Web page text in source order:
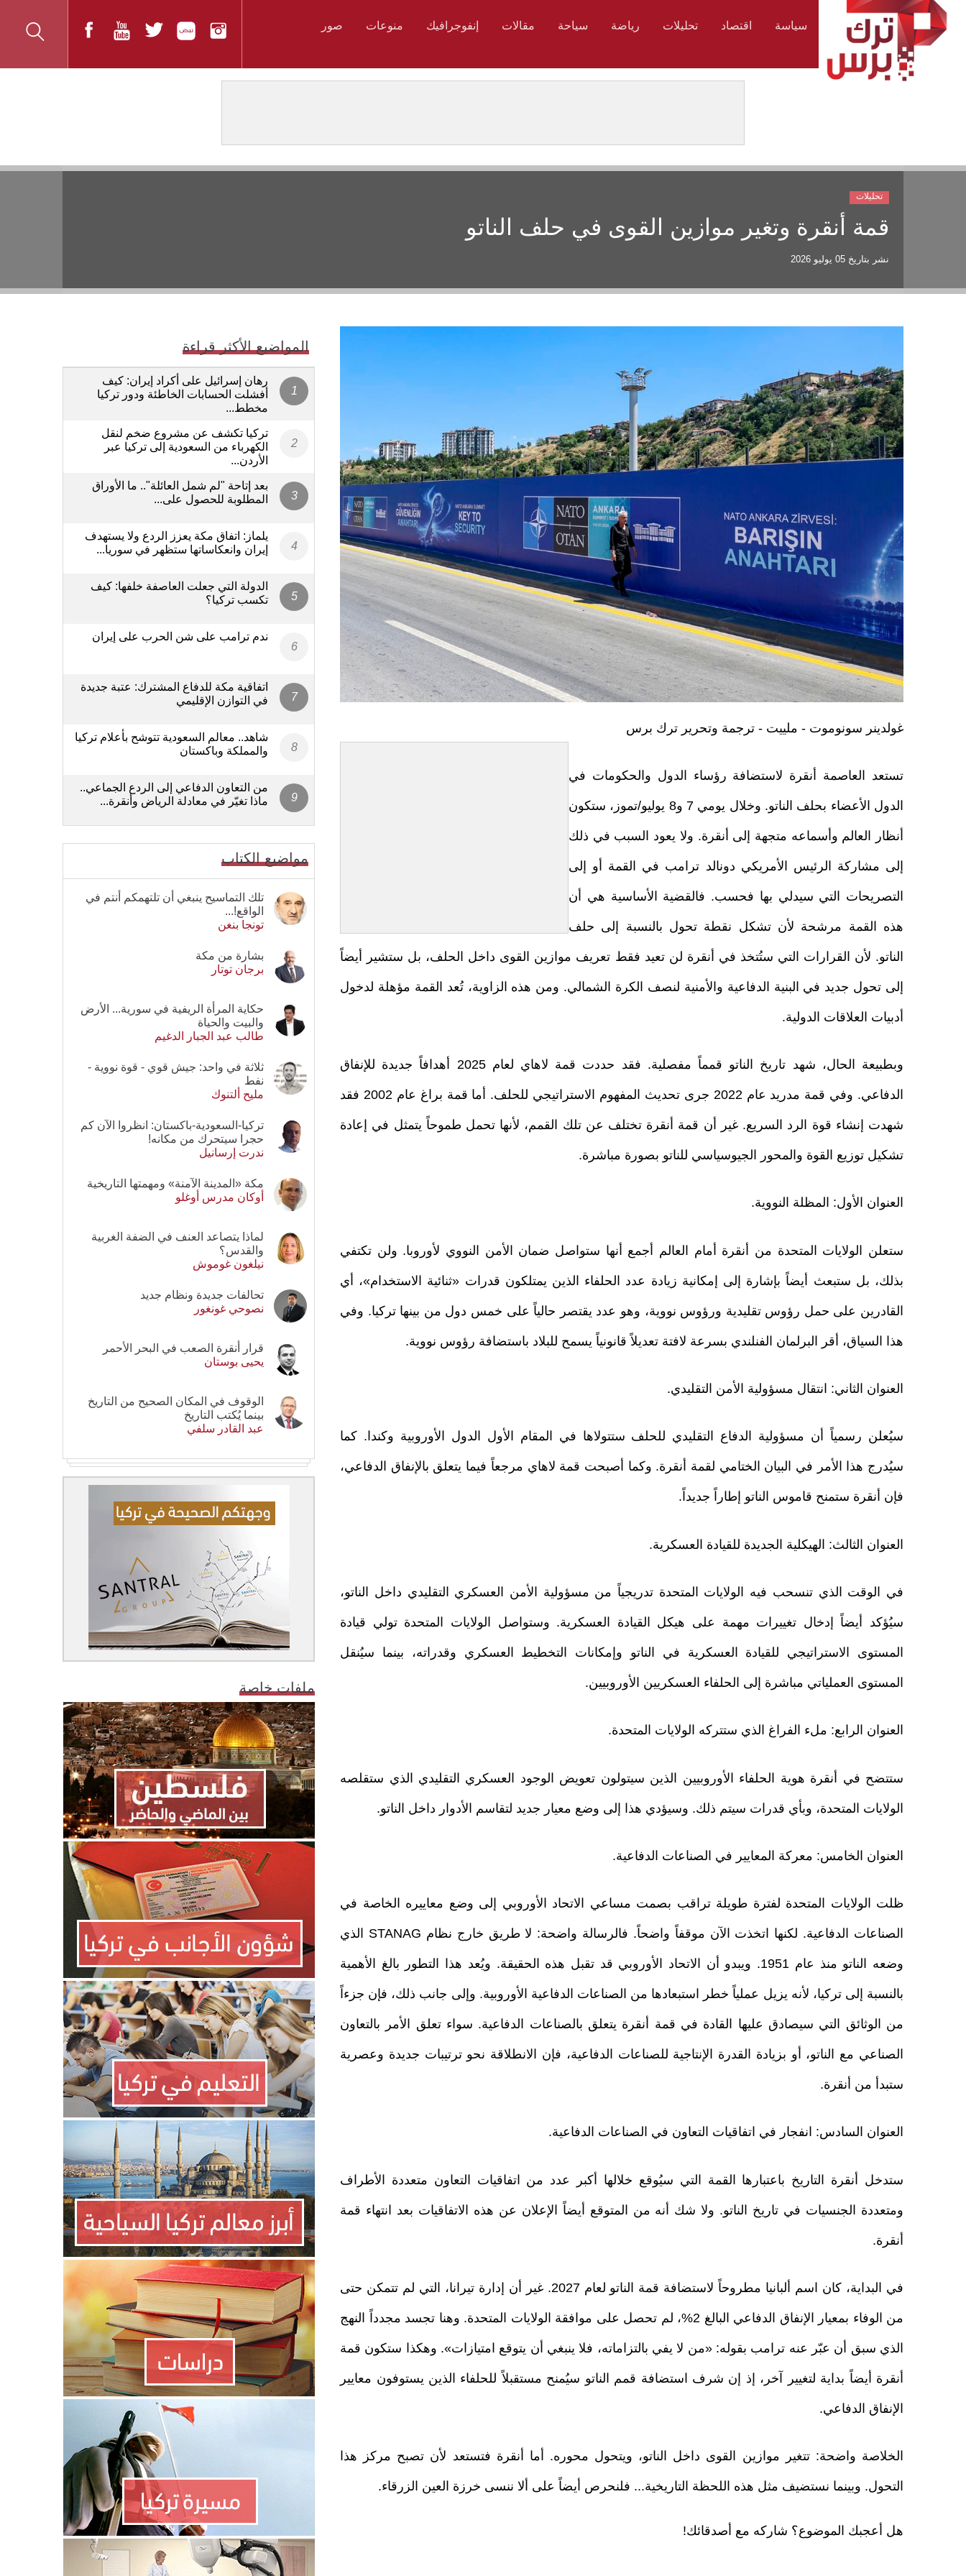
سياسة اقتصاد تحليلات رياضة سياحة مقالات إنفوجرافيك منوعات صور
قمة أنقرة وتغير موازين القوى في حلف الناتو
نشر بتاريخ 05 يوليو 2026
تحليلات
غولدينر سونوموت - ملييت - ترجمة وتحرير ترك برس
تستعد العاصمة أنقرة لاستضافة رؤساء الدول والحكومات في
الدول الأعضاء بحلف الناتو. وخلال يومي 7 و8 يوليو/تموز، ستكون
أنظار العالم وأسماعه متجهة إلى أنقرة. ولا يعود السبب في ذلك
إلى مشاركة الرئيس الأمريكي دونالد ترامب في القمة أو إلى
التصريحات التي سيدلي بها فحسب. فالقضية الأساسية هي أن
هذه القمة مرشحة لأن تشكل نقطة تحول بالنسبة إلى حلف
الناتو. لأن القرارات التي ستُتخذ في أنقرة لن تعيد فقط تعريف موازين القوى داخل الحلف، بل ستشير أيضاً
إلى تحول جديد في البنية الدفاعية والأمنية لنصف الكرة الشمالي. ومن هذه الزاوية، تُعد القمة مؤهلة لدخول
أدبيات العلاقات الدولية.
وبطبيعة الحال، شهد تاريخ الناتو قمماً مفصلية. فقد حددت قمة لاهاي لعام 2025 أهدافاً جديدة للإنفاق
الدفاعي. وفي قمة مدريد عام 2022 جرى تحديث المفهوم الاستراتيجي للحلف. أما قمة براغ عام 2002 فقد
شهدت إنشاء قوة الرد السريع. غير أن قمة أنقرة تختلف عن تلك القمم، لأنها تحمل طموحاً يتمثل في إعادة
تشكيل توزيع القوة والمحور الجيوسياسي للناتو بصورة مباشرة.
العنوان الأول: المظلة النووية.
ستعلن الولايات المتحدة من أنقرة أمام العالم أجمع أنها ستواصل ضمان الأمن النووي لأوروبا. ولن تكتفي
بذلك، بل ستبعث أيضاً بإشارة إلى إمكانية زيادة عدد الحلفاء الذين يمتلكون قدرات «ثنائية الاستخدام»، أي
القادرين على حمل رؤوس تقليدية ورؤوس نووية، وهو عدد يقتصر حالياً على خمس دول من بينها تركيا. وفي
هذا السياق، أقر البرلمان الفنلندي بسرعة لافتة تعديلاً قانونياً يسمح للبلاد باستضافة رؤوس نووية.
العنوان الثاني: انتقال مسؤولية الأمن التقليدي.
سيُعلن رسمياً أن مسؤولية الدفاع التقليدي للحلف ستتولاها في المقام الأول الدول الأوروبية وكندا. كما
سيُدرج هذا الأمر في البيان الختامي لقمة أنقرة. وكما أصبحت قمة لاهاي مرجعاً فيما يتعلق بالإنفاق الدفاعي،
فإن أنقرة ستمنح قاموس الناتو إطاراً جديداً.
العنوان الثالث: الهيكلية الجديدة للقيادة العسكرية.
في الوقت الذي تنسحب فيه الولايات المتحدة تدريجياً من مسؤولية الأمن العسكري التقليدي داخل الناتو،
سيُؤكد أيضاً إدخال تغييرات مهمة على هيكل القيادة العسكرية. وستواصل الولايات المتحدة تولي قيادة
المستوى الاستراتيجي للقيادة العسكرية في الناتو وإمكانات التخطيط العسكري وقدراته، بينما سيُنقل
المستوى العملياتي مباشرة إلى الحلفاء العسكريين الأوروبيين.
العنوان الرابع: ملء الفراغ الذي ستتركه الولايات المتحدة.
ستتضح في أنقرة هوية الحلفاء الأوروبيين الذين سيتولون تعويض الوجود العسكري التقليدي الذي ستقلصه
الولايات المتحدة، وبأي قدرات سيتم ذلك. وسيؤدي هذا إلى وضع معيار جديد لتقاسم الأدوار داخل الناتو.
العنوان الخامس: معركة المعايير في الصناعات الدفاعية.
ظلت الولايات المتحدة لفترة طويلة تراقب بصمت مساعي الاتحاد الأوروبي إلى وضع معاييره الخاصة في
الصناعات الدفاعية. لكنها اتخذت الآن موقفاً واضحاً. فالرسالة واضحة: لا طريق خارج نظام STANAG الذي
وضعه الناتو منذ عام 1951. ويبدو أن الاتحاد الأوروبي قد تقبل هذه الحقيقة. ويُعد هذا التطور بالغ الأهمية
بالنسبة إلى تركيا، لأنه يزيل عملياً خطر استبعادها من الصناعات الدفاعية الأوروبية. وإلى جانب ذلك، فإن جزءاً
من الوثائق التي سيصادق عليها القادة في قمة أنقرة يتعلق بالصناعات الدفاعية. سواء تعلق الأمر بالتعاون
الصناعي مع الناتو، أو بزيادة القدرة الإنتاجية للصناعات الدفاعية، فإن الانطلاقة نحو ترتيبات جديدة وعصرية
ستبدأ من أنقرة.
العنوان السادس: انفجار في اتفاقيات التعاون في الصناعات الدفاعية.
ستدخل أنقرة التاريخ باعتبارها القمة التي سيُوقع خلالها أكبر عدد من اتفاقيات التعاون متعددة الأطراف
ومتعددة الجنسيات في تاريخ الناتو. ولا شك أنه من المتوقع أيضاً الإعلان عن هذه الاتفاقيات بعد انتهاء قمة
أنقرة.
في البداية، كان اسم ألبانيا مطروحاً لاستضافة قمة الناتو لعام 2027. غير أن إدارة تيرانا، التي لم تتمكن حتى
من الوفاء بمعيار الإنفاق الدفاعي البالغ 2%، لم تحصل على موافقة الولايات المتحدة. وهنا تجسد مجدداً النهج
الذي سبق أن عبّر عنه ترامب بقوله: «من لا يفي بالتزاماته، فلا ينبغي أن يتوقع امتيازات». وهكذا ستكون قمة
أنقرة أيضاً بداية لتغيير آخر، إذ إن شرف استضافة قمم الناتو سيُمنح مستقبلاً للحلفاء الذين يستوفون معايير
الإنفاق الدفاعي.
الخلاصة واضحة: تتغير موازين القوى داخل الناتو، ويتحول محوره. أما أنقرة فتستعد لأن تصبح مركز هذا
التحول. وبينما نستضيف مثل هذه اللحظة التاريخية... فلنحرص أيضاً على ألا ننسى خرزة العين الزرقاء.
هل أعجبك الموضوع؟ شاركه مع أصدقائك!
المواضيع الأكثر قراءة
رهان إسرائيل على أكراد إيران: كيف
أفشلت الحسابات الخاطئة ودور تركيا
مخطط...
تركيا تكشف عن مشروع ضخم لنقل
الكهرباء من السعودية إلى تركيا عبر
الأردن...
بعد إتاحة "لم شمل العائلة".. ما الأوراق
المطلوبة للحصول على...
يلماز: اتفاق مكة يعزز الردع ولا يستهدف
إيران وانعكاساتها ستظهر في سوريا...
الدولة التي جعلت العاصفة خلفها: كيف
تكسب تركيا؟
ندم ترامب على شن الحرب على إيران
اتفاقية مكة للدفاع المشترك: عتبة جديدة
في التوازن الإقليمي
شاهد.. معالم السعودية تتوشح بأعلام تركيا
والمملكة وباكستان
من التعاون الدفاعي إلى الردع الجماعي..
ماذا تغيّر في معادلة الرياض وأنقرة...
مواضيع الكتاب
تلك التماسيح ينبغي أن تلتهمكم أنتم في
الواقع!...
تونجا بنغن
بشارة من مكة
برجان توتار
حكاية المرأة الريفية في سورية... الأرض
والبيت والحياة
طالب عبد الجبار الدغيم
ثلاثة في واحد: جيش قوي - قوة نووية -
نفط
مليح ألتنوك
تركيا-السعودية-باكستان: انظروا الآن كم
حجرا سيتحرك من مكانه!
ندرت إرسانيل
مكة «المدينة الآمنة» ومهمتها التاريخية
أوكان مدرس أوغلو
لماذا يتصاعد العنف في الضفة الغربية
والقدس؟
نيلغون غوموش
تحالفات جديدة ونظام جديد
نصوحي غونغور
قرار أنقرة الصعب في البحر الأحمر
يحيى بوستان
الوقوف في المكان الصحيح من التاريخ
بينما يُكتب التاريخ
عبد القادر سلفي
ملفات خاصة